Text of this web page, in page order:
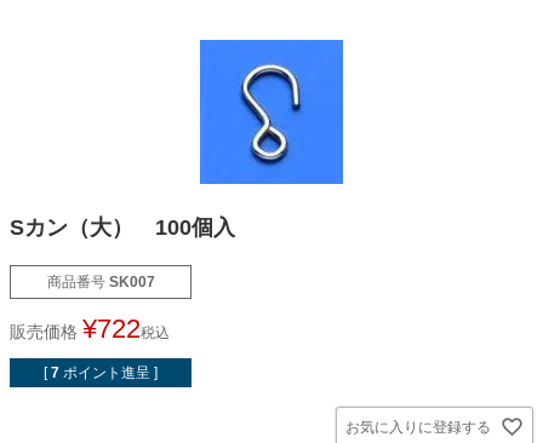
オーダーメイドテープシリーズ
Sカン（大） 100個入
商品番号 SK007
販売価格 ¥722税込
[ 7 ポイント進呈 ]
お気に入りに登録する